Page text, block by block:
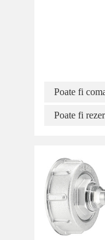
Poate fi
Poate fi